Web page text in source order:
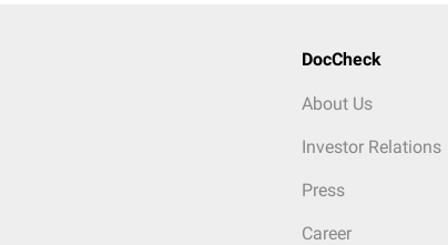
DocCheck
About Us
Investor Relations
Press
Career